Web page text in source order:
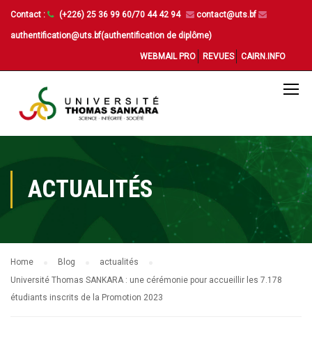
Contact : (+226) 25 36 99 60/70 44 42 94 contact@uts.bf
authentification@uts.bf(authentification de diplôme)
WEBMAIL PRO REVUES CAIRN.INFO
ACTUALITÉS
Home Blog
actualités
Université Thomas SANKARA : une cérémonie pour accueillir les 7.178
étudiants inscrits de la Promotion 2023